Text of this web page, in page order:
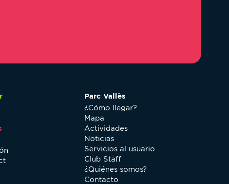
Parc Vallès
¿Cómo llegar?
Mapa
Actividades
Noticias
Servicios al usuario
Club Staff
¿Quiénes somos?
Contacto